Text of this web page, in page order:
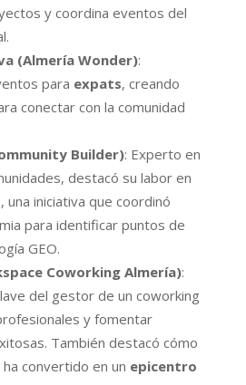
y coordina eventos del
(Almería Wonder):
para expats, creando
conectar con la comunidad
Builder): Experto en
destacó su labor en
, una iniciativa que coordinó
para identificar puntos de
GEO.
Coworking Almería):
del gestor de un coworking
y fomentar
También destacó cómo
convertido en un epicentro